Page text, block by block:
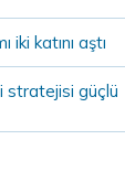
iki katını aştı
stratejisi güçlü